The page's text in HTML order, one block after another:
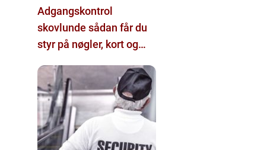
Adgangskontrol
skovlunde sådan får du
styr på nøgler, kort og